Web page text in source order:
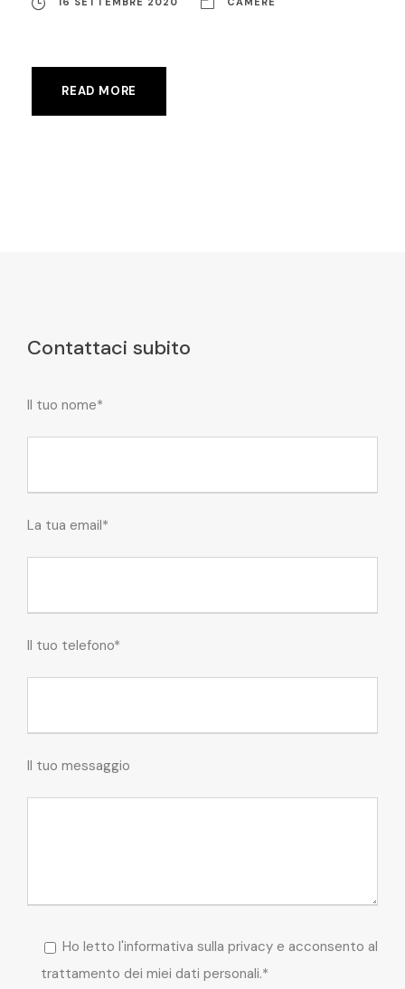
READ MORE
Contattaci subito
Il tuo nome*
La tua email*
Il tuo telefono*
Il tuo messaggio
Ho letto l'informativa sulla privacy e acconsento al
trattamento dei miei dati personali.*